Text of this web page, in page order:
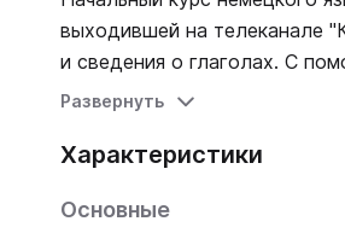
выходившей на телеканале
и сведения о глаголах. С
базовые алгоритмы языка,
проверить, правильно ли
закрепить пройденный материал и
Развернуть
Характеристики
Основные